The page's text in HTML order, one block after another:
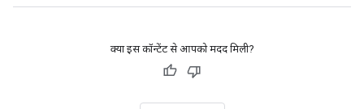
क्या इस कॉन्टेंट से आपको मदद मिली?